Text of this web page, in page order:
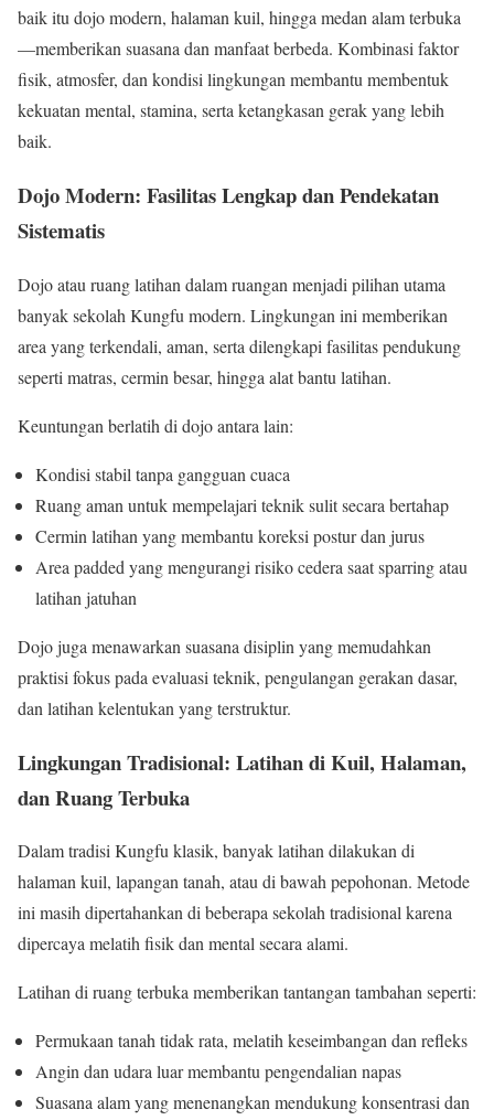
baik itu dojo modern, halaman kuil, hingga medan alam terbuka
—memberikan suasana dan manfaat berbeda. Kombinasi faktor
fisik, atmosfer, dan kondisi lingkungan membantu membentuk
kekuatan mental, stamina, serta ketangkasan gerak yang lebih
baik.
Dojo Modern: Fasilitas Lengkap dan Pendekatan
Sistematis
Dojo atau ruang latihan dalam ruangan menjadi pilihan utama
banyak sekolah Kungfu modern. Lingkungan ini memberikan
area yang terkendali, aman, serta dilengkapi fasilitas pendukung
seperti matras, cermin besar, hingga alat bantu latihan.
Keuntungan berlatih di dojo antara lain:
Kondisi stabil tanpa gangguan cuaca
Ruang aman untuk mempelajari teknik sulit secara bertahap
Cermin latihan yang membantu koreksi postur dan jurus
Area padded yang mengurangi risiko cedera saat sparring atau
latihan jatuhan
Dojo juga menawarkan suasana disiplin yang memudahkan
praktisi fokus pada evaluasi teknik, pengulangan gerakan dasar,
dan latihan kelentukan yang terstruktur.
Lingkungan Tradisional: Latihan di Kuil, Halaman,
dan Ruang Terbuka
Dalam tradisi Kungfu klasik, banyak latihan dilakukan di
halaman kuil, lapangan tanah, atau di bawah pepohonan. Metode
ini masih dipertahankan di beberapa sekolah tradisional karena
dipercaya melatih fisik dan mental secara alami.
Latihan di ruang terbuka memberikan tantangan tambahan seperti:
Permukaan tanah tidak rata, melatih keseimbangan dan refleks
Angin dan udara luar membantu pengendalian napas
Suasana alam yang menenangkan mendukung konsentrasi dan